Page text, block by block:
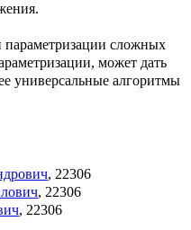
сложных
может дать
универсальные алгоритмы
, 22306
, 22306
, 22306